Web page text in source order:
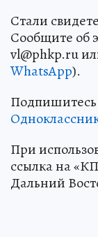
Стали
Сообщите об
vl@phkp.ru
WhatsApp).
Подпишитесь
При
ссылка на
Дальний